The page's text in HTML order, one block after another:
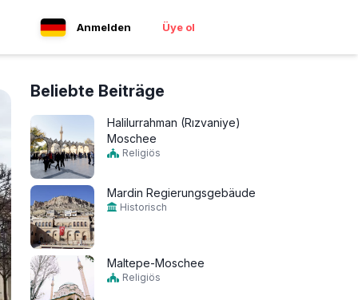
Anmelden Üye ol
Beliebte Beiträge
Halilurrahman (Rızvaniye)
Moschee
Religiös
Mardin Regierungsgebäude
Historisch
Maltepe-Moschee
Religiös